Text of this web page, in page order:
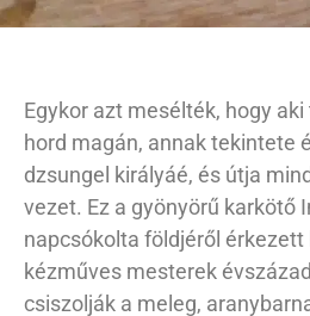
Egykor azt mesélték, hogy
hord magán, annak tekintete
dzsungel királyáé, és útja
vezet. Ez a gyönyörű karkötő
napcsókolta földjéről érkezett
kézműves mesterek
csiszolják a meleg,